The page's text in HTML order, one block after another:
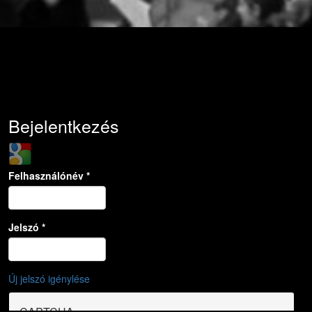
Bejelentkezés
Login with Google
Felhasználónév *
Jelszó *
Új jelszó igénylése